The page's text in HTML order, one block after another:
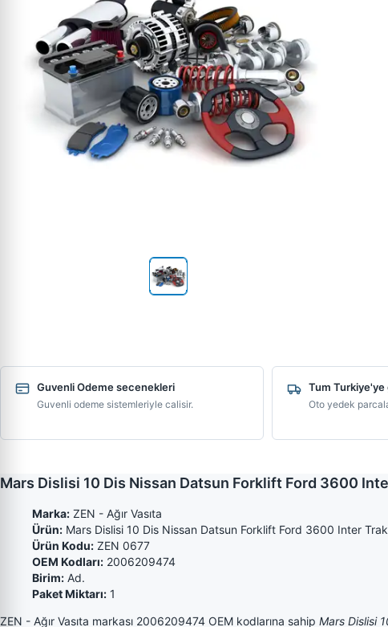
Guvenli Odeme secenekleri
Guvenli odeme sistemleriyle calisir.
Tum Turkiye'ye
Oto yedek
Mars Dislisi 10 Dis Nissan Datsun Forklift Ford 3600
Marka: ZEN - Ağır Vasıta
Ürün: Mars Dislisi 10 Dis Nissan Datsun Forklift Ford 3600 Inter
Ürün Kodu: ZEN 0677
OEM Kodları: 2006209474
Birim: Ad.
Paket Miktarı: 1
ZEN - Ağır Vasıta markası 2006209474 OEM kodlarına sahip Mars Dislisi